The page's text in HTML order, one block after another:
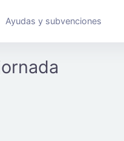
Ayudas y subvenciones